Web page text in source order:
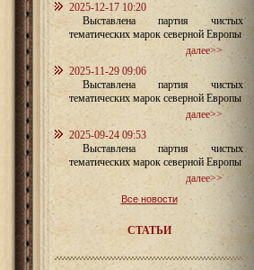
2025-12-17 10:20
Выставлена партия чистых
тематических марок северной Европы
далее>>
2025-11-29 09:06
Выставлена партия чистых
тематических марок северной Европы
далее>>
2025-09-24 09:53
Выставлена партия чистых
тематических марок северной Европы
далее>>
Все новости
СТАТЬИ